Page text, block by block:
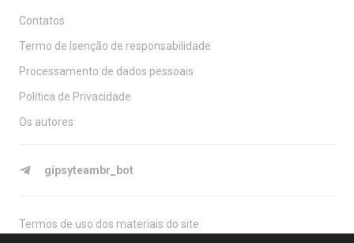
Termos de uso dos materiais do site
Contatos
Termo de Isenção de responsabilidade
Processamento de dados pessoais
Política de Privacidade
Os autores
gipsyteambr_bot